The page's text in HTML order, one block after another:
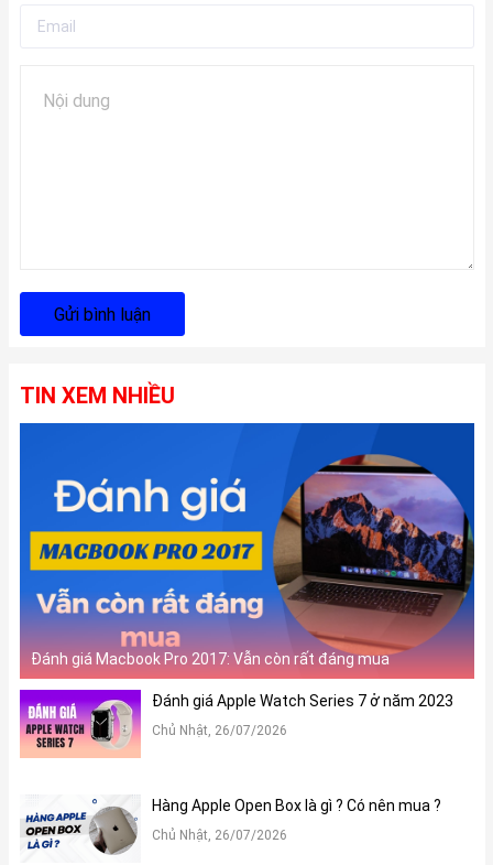
Gửi bình luận
TIN XEM NHIỀU
Đánh giá Macbook Pro 2017: Vẫn còn rất đáng mua
Đánh giá Apple Watch Series 7 ở năm 2023
Chủ Nhật, 26/07/2026
Hàng Apple Open Box là gì ? Có nên mua ?
Chủ Nhật, 26/07/2026